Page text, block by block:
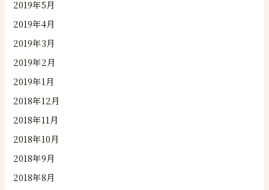
2019年5月
2019年4月
2019年3月
2019年2月
2019年1月
2018年12月
2018年11月
2018年10月
2018年9月
2018年8月